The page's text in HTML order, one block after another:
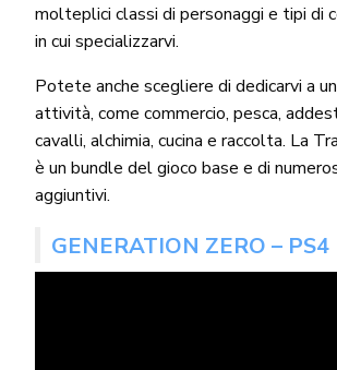
molteplici classi di personaggi e tipi di
in cui specializzarvi.
Potete anche scegliere di dedicarvi a
attività, come commercio, pesca,
cavalli, alchimia, cucina e raccolta. La
è un bundle del gioco base e di
aggiuntivi.
GENERATION ZERO – PS4